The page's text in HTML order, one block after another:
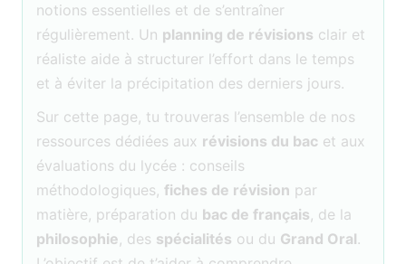
notions essentielles et de s’entraîner
régulièrement. Un planning de révisions clair et
réaliste aide à structurer l’effort dans le temps
et à éviter la précipitation des derniers jours.
Sur cette page, tu trouveras l’ensemble de nos
ressources dédiées aux révisions du bac et aux
évaluations du lycée : conseils
méthodologiques, fiches de révision par
matière, préparation du bac de français, de la
philosophie, des spécialités ou du Grand Oral.